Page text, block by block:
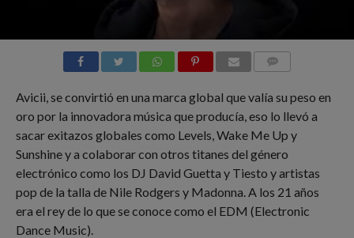
Avicii, se convirtió en una marca global que valía su peso en
oro por la innovadora música que producía, eso lo llevó a
sacar exitazos globales como Levels, Wake Me Up y
Sunshine y a colaborar con otros titanes del género
electrónico como los DJ David Guetta y Tiesto y artistas
pop de la talla de Nile Rodgers y Madonna. A los 21 años
era el rey de lo que se conoce como el EDM (Electronic
Dance Music).